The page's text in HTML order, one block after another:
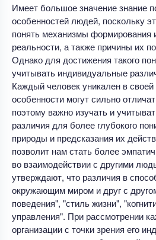
Имеет большое значение знание
особенностей людей, поскольку
понять механизмы формирования
реальности, а также причины их
Однако для достижения такого
учитывать индивидуальные
Каждый человек уникален в своей
особенности могут сильно
поэтому важно изучать и
различия для более глубокого
природы и предсказания их
позволит нам стать более
во взаимодействии с другими
утверждают, что различия в
окружающим миром и друг с
поведения", "стиль жизни",
управления". При рассмотрении
организации с точки зрения его